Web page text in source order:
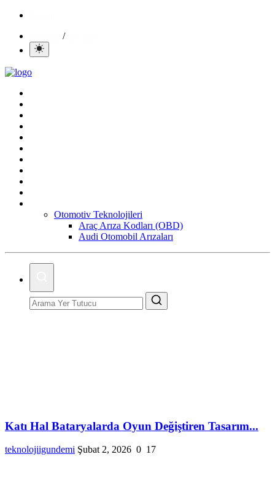
/
Otomotiv Teknolojileri
Araç Arıza Kodları (OBD)
Audi Otomobil Arızaları
Katı Hal Bataryalarda Oyun Değiştiren Tasarım...
teknolojiigundemi Şubat 2, 2026 0 17